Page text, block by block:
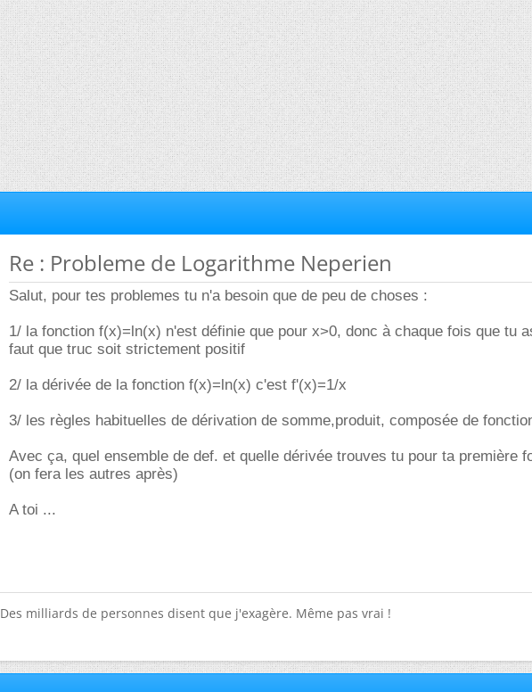
Re : Probleme de Logarithme Neperien
Salut, pour tes problemes tu n'a besoin que de peu de choses :
1/ la fonction f(x)=ln(x) n'est définie que pour x>0, donc à chaque fois que tu
faut que truc soit strictement positif
2/ la dérivée de la fonction f(x)=ln(x) c'est f'(x)=1/x
3/ les règles habituelles de dérivation de somme,produit, composée de
Avec ça, quel ensemble de def. et quelle dérivée trouves tu pour ta première
(on fera les autres après)
A toi ...
Des milliards de personnes disent que j'exagère. Même pas vrai !